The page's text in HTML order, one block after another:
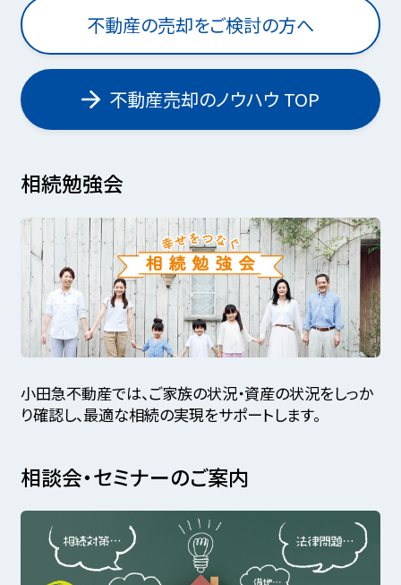
不動産の売却をご検討の方へ
不動産売却のノウハウ TOP
相続勉強会
小田急不動産では、ご家族の状況・資産の状況をしっか
り確認し、最適な相続の実現をサポートします。
相談会・セミナーのご案内